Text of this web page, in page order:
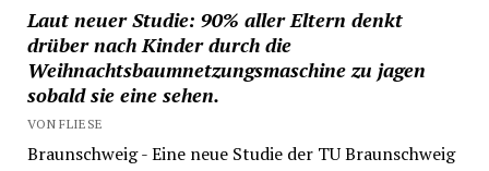
Laut neuer Studie: 90% aller Eltern denkt
drüber nach Kinder durch die
Weihnachtsbaumnetzungsmaschine zu jagen
sobald sie eine sehen.
VON FLIESE
Braunschweig - Eine neue Studie der TU Braunschweig